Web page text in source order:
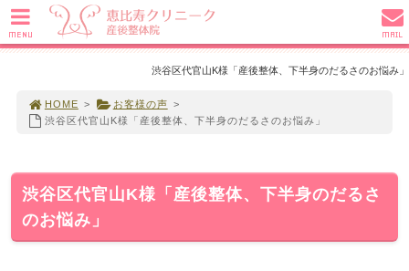
渋谷区代官山K様「産後整体、下半身のだるさのお悩み」
HOME > お客様の声 >
渋谷区代官山K様「産後整体、下半身のだるさのお悩み」
渋谷区代官山K様「産後整体、下半身のだるさ
のお悩み」
MENU MAIL